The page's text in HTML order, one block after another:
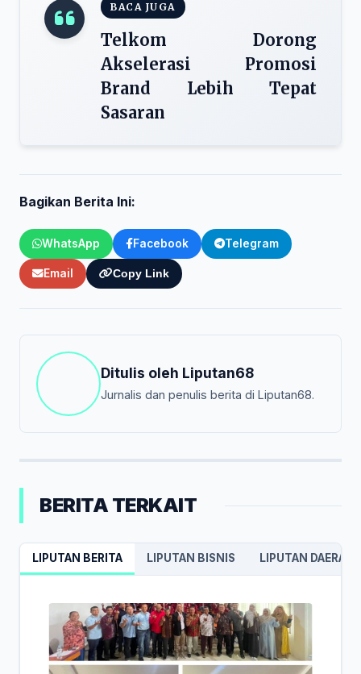
BACA JUGA
Telkom Dorong
Akselerasi Promosi
Brand Lebih Tepat
Sasaran
Bagikan Berita Ini:
WhatsApp Facebook Telegram
Email Copy Link
Ditulis oleh Liputan68
Jurnalis dan penulis berita di Liputan68.
BERITA TERKAIT
LIPUTAN BERITA LIPUTAN BISNIS LIPUTAN DAERAH